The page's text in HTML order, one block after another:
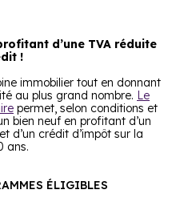
d’une TVA réduite
!
immobilier tout en donnant
au plus grand nombre. Le
permet, selon conditions et
bien neuf en profitant d’un
d’un crédit d’impôt sur la
ans.
ÉLIGIBLES